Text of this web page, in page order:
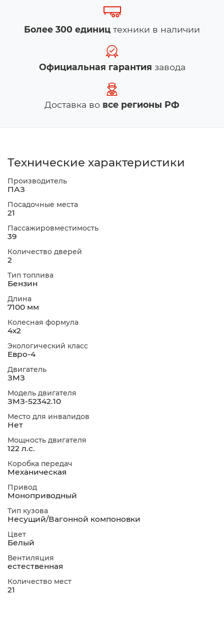
Более 300 единиц техники в наличии
Официальная гарантия завода
Доставка во все регионы РФ
Технические характеристики
Производитель
ПАЗ
Посадочные места
21
Пассажировместимость
39
Количество дверей
2
Тип топлива
Бензин
Длина
7100 мм
Колесная формула
4х2
Экологический класс
Евро-4
Двигатель
ЗМЗ
Модель двигателя
ЗМЗ-52342.10
Место для инвалидов
Нет
Мощность двигателя
122 л.с.
Коробка передач
Механическая
Привод
Моноприводный
Тип кузова
Несущий/Вагонной компоновки
Цвет
Белый
Вентиляция
естественная
Количество мест
21